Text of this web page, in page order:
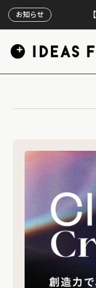
お知らせ 【特